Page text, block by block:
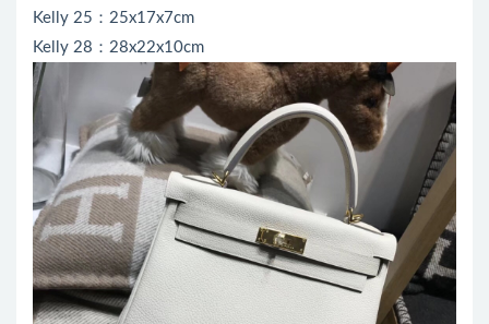
Kelly 25：25x17x7cm
Kelly 28：28x22x10cm